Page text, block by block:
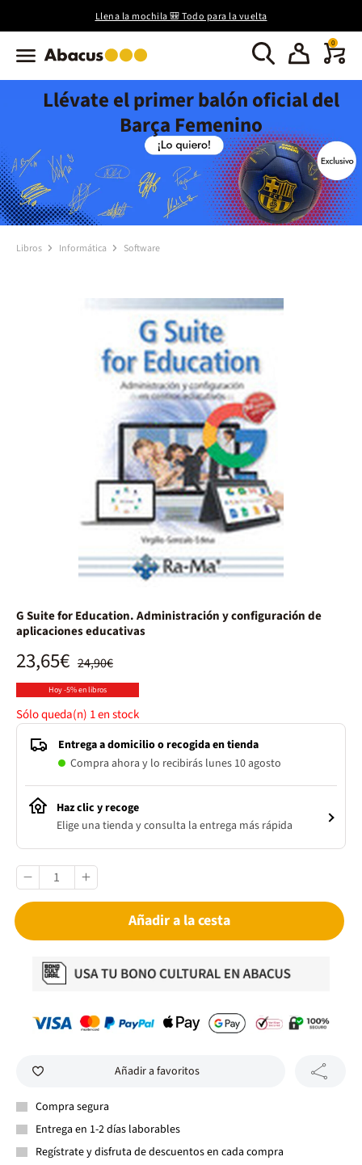
Llena la mochila 🎒 Todo para la vuelta
0
Llévate el primer balón oficial del
Barça Femenino
Libros Informática Software
G Suite for Education. Administración y configuración de
aplicaciones educativas
24,90€
23,65€
Hoy -5% en libros
Sólo queda(n) 1en stock
Entrega a domicilio o recogida en tienda
Compra ahora y lo recibirás lunes 10 agosto
Haz clic y recoge
Elige una tienda y consulta la entrega más rápida
Añadir a la cesta
Añadir a favoritos
Compra segura
Entrega en 1-2 días laborables
Regístrate y disfruta de descuentos en cada compra